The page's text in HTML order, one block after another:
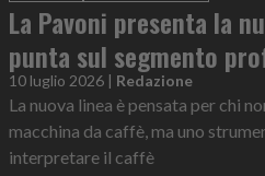
La Pavoni presenta la
punta sul segmento
10 luglio 2026 | Redazione
La nuova linea è pensata per chi
macchina da caffè, ma uno
interpretare il caffè